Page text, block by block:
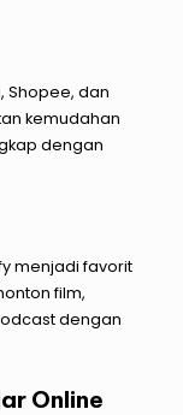
Shopee, dan
kemudahan
dengan
menjadi favorit
film,
dengan
Online